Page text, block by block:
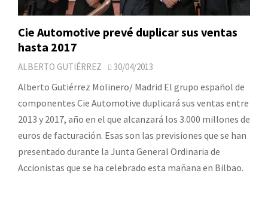
Cie Automotive prevé duplicar sus ventas
hasta 2017
ALBERTO GUTIÉRREZ 30/04/2013
Alberto Gutiérrez Molinero/ Madrid El grupo español de
componentes Cie Automotive duplicará sus ventas entre
2013 y 2017, año en el que alcanzará los 3.000 millones de
euros de facturación. Esas son las previsiones que se han
presentado durante la Junta General Ordinaria de
Accionistas que se ha celebrado esta mañana en Bilbao.